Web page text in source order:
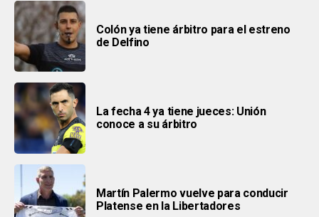
Colón ya tiene árbitro para el estreno
de Delfino
La fecha 4 ya tiene jueces: Unión
conoce a su árbitro
Martín Palermo vuelve para conducir
Platense en la Libertadores